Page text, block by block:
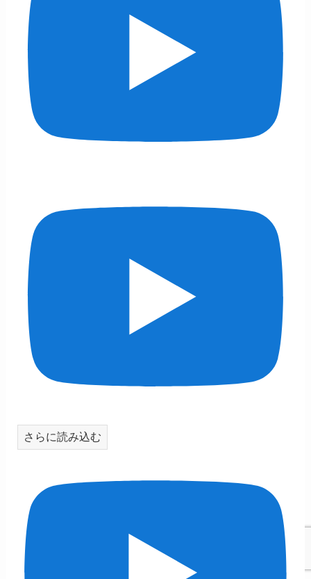
さらに読み込む